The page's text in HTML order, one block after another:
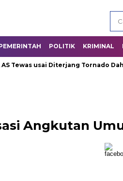
POLITIK KRIMINAL
usai Diterjang Tornado Dahsyat
Angkutan